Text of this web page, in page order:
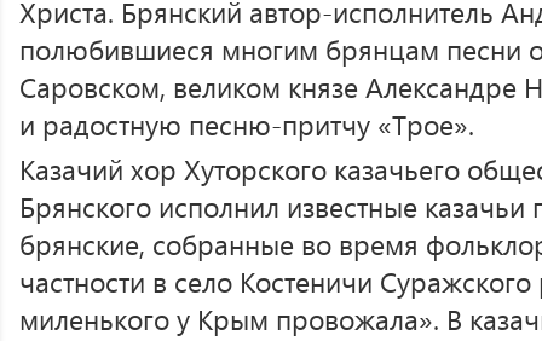
Христа. Брянский автор-исполнитель
полюбившиеся многим брянцам песни
Саровском, великом князе Александре
и радостную песню-притчу «Трое».
Казачий хор Хуторского казачьего
Брянского исполнил известные
брянские, собранные во время
частности в село Костеничи
миленького у Крым провожала». В